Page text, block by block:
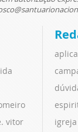
vitor
igreja